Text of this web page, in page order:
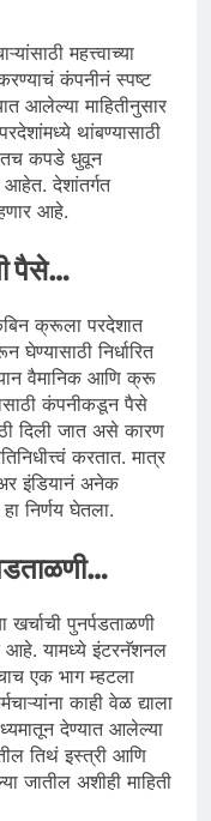
महत्त्वाच्या
कंपनीनं स्पष्ट
आलेल्या माहितीनुसार
थांबण्यासाठी
कपडे धुवून
देशांतर्गत
आहे.
पैसे…
क्रूला परदेशात
घेण्यासाठी निर्धारित
वैमानिक आणि क्रू
कंपनीकडून पैसे
दिली जात असे कारण
करतात. मात्र
इंडियानं अनेक
निर्णय घेतला.
पुनर्पडताळणी
आहे. यामध्ये इंटरनॅशनल
एक भाग म्हटला
काही वेळ द्याला
देण्यात आलेल्या
तिथं इस्त्री आणि
जातील अशीही माहिती